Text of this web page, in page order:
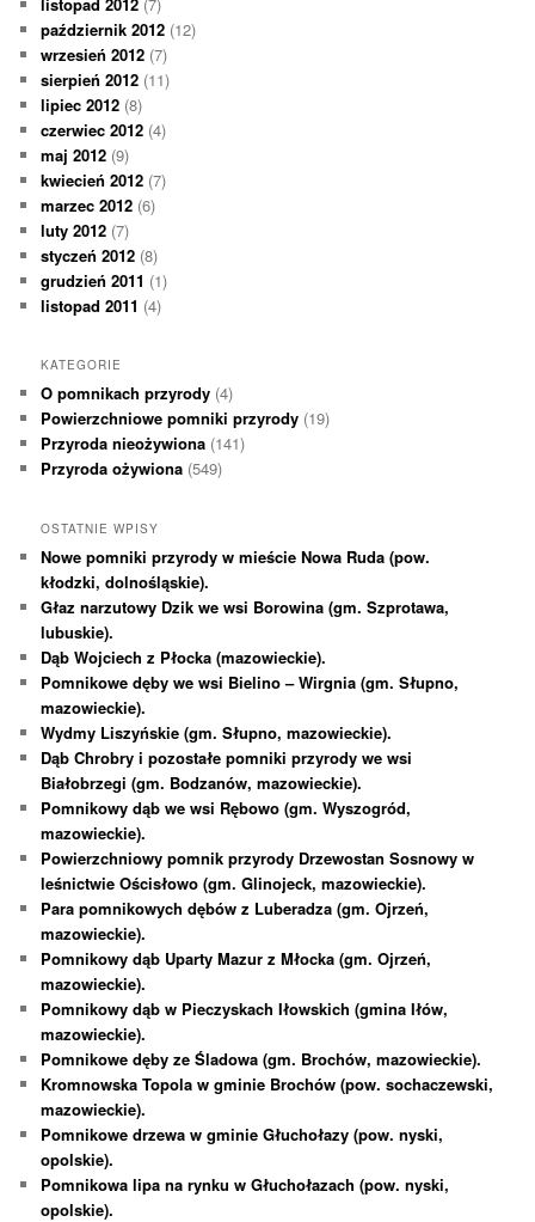
październik 2012 (12)
wrzesień 2012 (7)
sierpień 2012 (11)
lipiec 2012 (8)
czerwiec 2012 (4)
maj 2012 (9)
kwiecień 2012 (7)
marzec 2012 (6)
luty 2012 (7)
styczeń 2012 (8)
grudzień 2011 (1)
listopad 2011 (4)
KATEGORIE
O pomnikach przyrody (4)
Powierzchniowe pomniki przyrody (19)
Przyroda nieożywiona (141)
Przyroda ożywiona (549)
OSTATNIE WPISY
Nowe pomniki przyrody w mieście Nowa Ruda (pow.
kłodzki, dolnośląskie).
Głaz narzutowy Dzik we wsi Borowina (gm. Szprotawa,
lubuskie).
Dąb Wojciech z Płocka (mazowieckie).
Pomnikowe dęby we wsi Bielino – Wirgnia (gm. Słupno,
mazowieckie).
Wydmy Liszyńskie (gm. Słupno, mazowieckie).
Dąb Chrobry i pozostałe pomniki przyrody we wsi
Białobrzegi (gm. Bodzanów, mazowieckie).
Pomnikowy dąb we wsi Rębowo (gm. Wyszogród,
mazowieckie).
Powierzchniowy pomnik przyrody Drzewostan Sosnowy w
leśnictwie Ościsłowo (gm. Glinojeck, mazowieckie).
Para pomnikowych dębów z Luberadza (gm. Ojrzeń,
mazowieckie).
Pomnikowy dąb Uparty Mazur z Młocka (gm. Ojrzeń,
mazowieckie).
Pomnikowy dąb w Pieczyskach Iłowskich (gmina Iłów,
mazowieckie).
Pomnikowe dęby ze Śladowa (gm. Brochów, mazowieckie).
Kromnowska Topola w gminie Brochów (pow. sochaczewski,
mazowieckie).
Pomnikowe drzewa w gminie Głuchołazy (pow. nyski,
opolskie).
Pomnikowa lipa na rynku w Głuchołazach (pow. nyski,
opolskie).